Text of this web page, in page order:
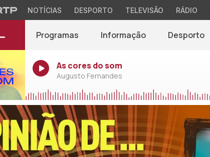
NOTÍCIAS DESPORTO TELEVISÃO RÁDIO
Programas Informação Desporto
As cores do som
Augusto Fernandes